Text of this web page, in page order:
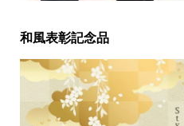
和風表彰記念品